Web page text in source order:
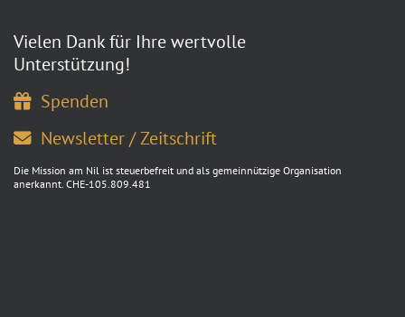
Vielen Dank für Ihre wertvolle
Unterstützung!
Spenden
Newsletter / Zeitschrift
Die Mission am Nil ist steuerbefreit und als gemeinnützige Organisation
anerkannt. CHE-105.809.481